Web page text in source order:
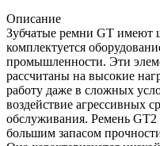
Описание
Зубчатые ремни GT
комплектуется
промышленности. Эти
рассчитаны на высокие
работу даже в сложных
воздействие агрессивных
обслуживания. Ремень
большим запасом